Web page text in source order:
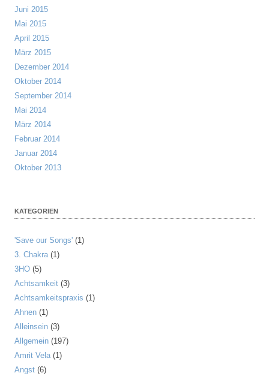
Juni 2015
Mai 2015
April 2015
März 2015
Dezember 2014
Oktober 2014
September 2014
Mai 2014
März 2014
Februar 2014
Januar 2014
Oktober 2013
KATEGORIEN
'Save our Songs' (1)
3. Chakra(1)
3HO (5)
Achtsamkeit (3)
Achtsamkeitspraxis (1)
Ahnen (1)
Alleinsein (3)
Allgemein (197)
Amrit Vela(1)
Angst (6)